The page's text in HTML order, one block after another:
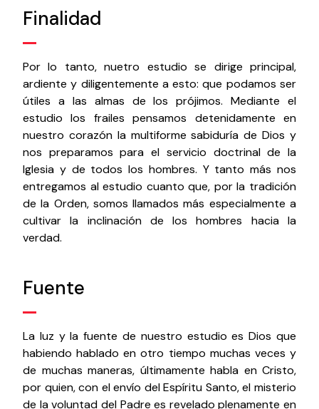
Finalidad
Por lo tanto, nuetro estudio se dirige principal,
ardiente y diligentemente a esto: que podamos ser
útiles a las almas de los prójimos. Mediante el
estudio los frailes pensamos detenidamente en
nuestro corazón la multiforme sabiduría de Dios y
nos preparamos para el servicio doctrinal de la
Iglesia y de todos los hombres. Y tanto más nos
entregamos al estudio cuanto que, por la tradición
de la Orden, somos llamados más especialmente a
cultivar la inclinación de los hombres hacia la
verdad.
Fuente
La luz y la fuente de nuestro estudio es Dios que
habiendo hablado en otro tiempo muchas veces y
de muchas maneras, últimamente habla en Cristo,
por quien, con el envío del Espíritu Santo, el misterio
de la voluntad del Padre es revelado plenamente en